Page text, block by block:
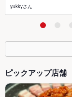
yukkyさん
ピックアップ店舗